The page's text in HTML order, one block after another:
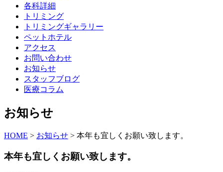
各科詳細
トリミング
トリミングギャラリー
ペットホテル
アクセス
お問い合わせ
お知らせ
スタッフブログ
医療コラム
お知らせ
HOME > お知らせ > 本年も宜しくお願い致します。
本年も宜しくお願い致します。